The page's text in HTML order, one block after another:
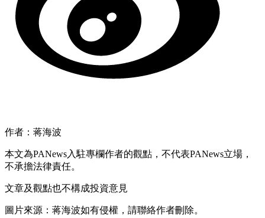
作者：蒋海波
本文為PANews入駐專欄作者的觀點，不代表PANews立場，
不承擔法律責任。
文章及觀點也不構成投資意見
圖片來源：蒋海波如有侵權，請聯絡作者刪除。